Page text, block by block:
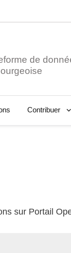
de
Contribuer
sur Portail